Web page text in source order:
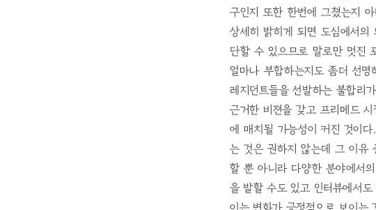
구인지 또한 한번에 그쳤는지
상세히 밝히게 되면 도심에서
단할 수 있으므로 말로만 멋진
얼마나 부합하는지도 좀더 선
레지던트들을 선발하는 불합리
근거한 비젼을 갖고 프리메드
에 매치될 가능성이 커진 것이
는 것은 권하지 않는데 그 이유
할 뿐 아니라 다양한 분야에서
을 발할 수도 있고 인터뷰에서
이는 변화가 긍정적으로 보이는